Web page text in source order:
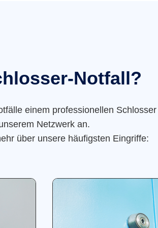
Notfall?
einem professionellen
Netzwerk an.
über unsere häufigsten Eingriffe: